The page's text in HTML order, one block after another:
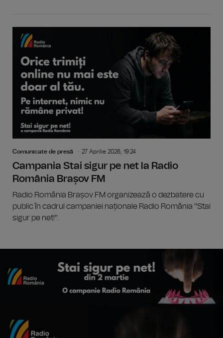
Comunicate de presă 27 Aprilie 2026, 19:24
Campania Stai sigur pe net la Radio
România Brașov FM
Radio România Brașov FM organizează o dezbatere cu
public în cadrul campaniei naționale Radio România "Stai
sigur pe net!".